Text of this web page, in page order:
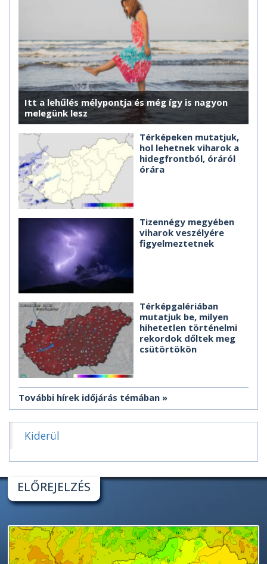
Itt a lehűlés mélypontja és még így is nagyon
melegünk lesz
Térképeken mutatjuk,
hol lehetnek viharok a
hidegfrontból, óráról
órára
Tizennégy megyében
viharok veszélyére
figyelmeztetnek
Térképgalériában
mutatjuk be, milyen
hihetetlen történelmi
rekordok dőltek meg
csütörtökön
További hírek időjárás témában
Kiderül
ELŐREJELZÉS